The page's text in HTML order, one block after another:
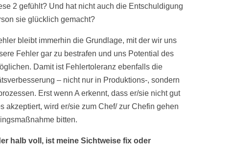
2 gefühlt? Und hat nicht auch die Entschuldigung
sie glücklich gemacht?
bleibt immerhin die Grundlage, mit der wir uns
Fehler gar zu bestrafen und uns Potential des
Damit ist Fehlertoleranz ebenfalls die
– nicht nur in Produktions-, sondern
Erst wenn A erkennt, dass er/sie nicht gut
akzeptiert, wird er/sie zum Chef/ zur Chefin gehen
bitten.
halb voll, ist meine Sichtweise fix oder